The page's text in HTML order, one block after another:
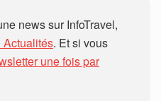
news sur InfoTravel,
Actualités. Et si vous
une fois par